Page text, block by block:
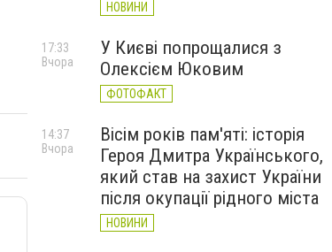
НОВИНИ
У Києві попрощалися з
Олексієм Юковим
ФОТОФАКТ
17:33
Вчора
Вісім років пам'яті: історія
Героя Дмитра Українського,
який став на захист України
після окупації рідного міста
НОВИНИ
14:37
Вчора